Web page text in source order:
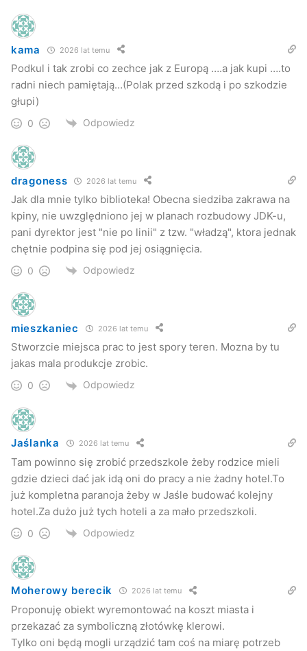
kama 2026 lat temu
Podkul i tak zrobi co zechce jak z Europą ….a jak kupi ….to
radni niech pamiętają…(Polak przed szkodą i po szkodzie
głupi)
0 Odpowiedz
dragoness 2026 lat temu
Jak dla mnie tylko biblioteka! Obecna siedziba zakrawa na
kpiny, nie uwzględniono jej w planach rozbudowy JDK-u,
pani dyrektor jest "nie po linii" z tzw. "władzą", ktora jednak
chętnie podpina się pod jej osiągnięcia.
0 Odpowiedz
mieszkaniec 2026 lat temu
Stworzcie miejsca prac to jest spory teren. Mozna by tu
jakas mala produkcje zrobic.
0 Odpowiedz
Jaślanka 2026 lat temu
Tam powinno się zrobić przedszkole żeby rodzice mieli
gdzie dzieci dać jak idą oni do pracy a nie żadny hotel.To
już kompletna paranoja żeby w Jaśle budować kolejny
hotel.Za dużo już tych hoteli a za mało przedszkoli.
0 Odpowiedz
Moherowy berecik 2026 lat temu
Proponuję obiekt wyremontować na koszt miasta i
przekazać za symboliczną złotówkę klerowi.
Tylko oni będą mogli urządzić tam coś na miarę potrzeb